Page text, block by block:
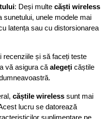
: Deși multe căști wireless
sunetului, unele modele mai
latența sau cu distorsionarea
recenziile și să faceți teste
vă asigura că alegeți căștile
căștile wireless sunt mai
lucru se datorează
suplimentare pe